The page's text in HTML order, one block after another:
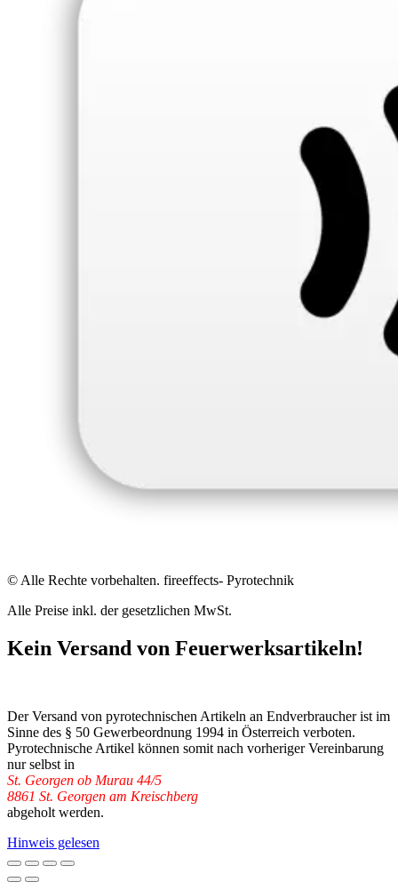
© Alle Rechte vorbehalten. fireeffects- Pyrotechnik
Alle Preise inkl. der gesetzlichen MwSt.
Kein Versand von Feuerwerksartikeln!
Der Versand von pyrotechnischen Artikeln an Endverbraucher ist im
Sinne des § 50 Gewerbeordnung 1994 in Österreich verboten.
Pyrotechnische Artikel können somit nach vorheriger Vereinbarung
nur selbst in
St. Georgen ob Murau 44/5
8861 St. Georgen am Kreischberg
abgeholt werden.
Hinweis gelesen